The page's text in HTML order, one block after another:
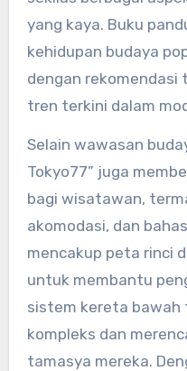
yang kaya. Buku
kehidupan budaya
dengan
tren terkini dalam
Selain wawasan
Tokyo77” juga
bagi wisatawan,
akomodasi, dan
mencakup peta rinci
untuk membantu
sistem kereta bawah
kompleks dan
tamasya mereka.